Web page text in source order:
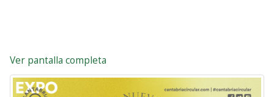
Ver pantalla completa